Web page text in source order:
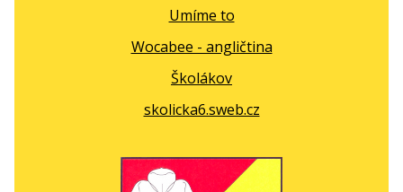
Umíme to
Wocabee - angličtina
Školákov
skolicka6.sweb.cz